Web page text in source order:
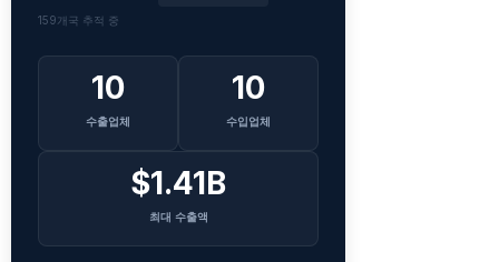
159개국 추적 중
10
수출업체
10
수입업체
$1.41B
최대 수출액